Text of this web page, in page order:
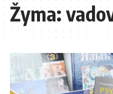
Žyma: